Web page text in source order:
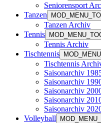
Seniorensport
Tanzen
Tanzen Archiv
Tennis
Tennis Archiv
Tischtennis
Tischtennis
Saisonarchiv
Saisonarchiv
Saisonarchiv
Saisonarchiv
Saisonarchiv
Volleyball